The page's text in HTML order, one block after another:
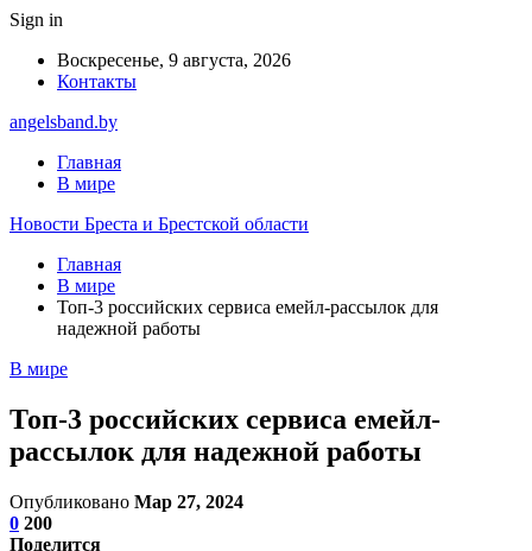
Sign in
Воскресенье, 9 августа, 2026
Контакты
angelsband.by
Главная
В мире
Новости Бреста и Брестской области
Главная
В мире
Топ-3 российских сервиса емейл-рассылок для
надежной работы
В мире
Топ-3 российских сервиса емейл-
рассылок для надежной работы
Опубликовано Мар 27, 2024
0 200
Поделится